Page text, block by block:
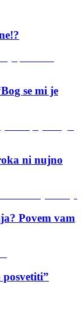
se mi je
ni nujno
Povem vam
posvetiti”